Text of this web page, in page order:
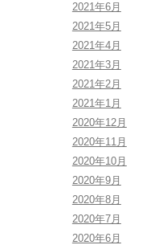
2021年6月
2021年5月
2021年4月
2021年3月
2021年2月
2021年1月
2020年12月
2020年11月
2020年10月
2020年9月
2020年8月
2020年7月
2020年6月